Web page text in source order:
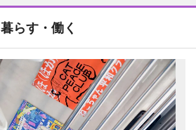
暮らす・働く